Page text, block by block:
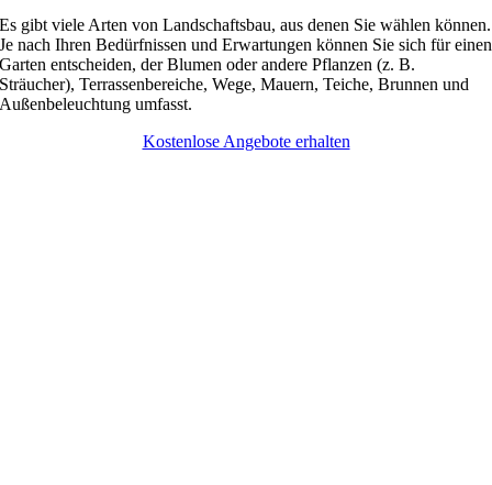
Es gibt viele Arten von Landschaftsbau, aus denen Sie wählen können.
Je nach Ihren Bedürfnissen und Erwartungen können Sie sich für einen
Garten entscheiden, der Blumen oder andere Pflanzen (z. B.
Sträucher), Terrassenbereiche, Wege, Mauern, Teiche, Brunnen und
Außenbeleuchtung umfasst.
Kostenlose Angebote erhalten